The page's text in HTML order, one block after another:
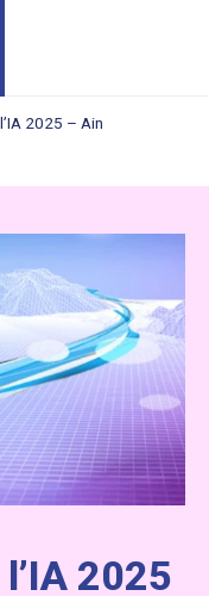
2025 – Ain
2025